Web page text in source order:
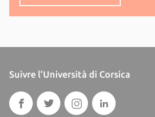
Suivre l'Università di Corsica